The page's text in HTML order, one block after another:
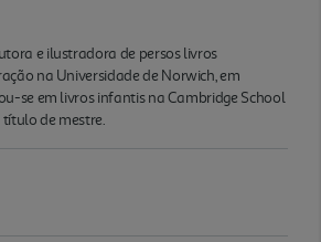
e ilustradora de persos livros
na Universidade de Norwich, em
se em livros infantis na Cambridge School
de mestre.